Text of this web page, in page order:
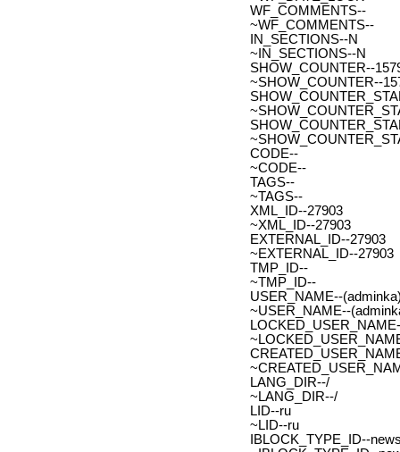
WF_COMMENTS--
~WF_COMMENTS--
IN_SECTIONS--N
~IN_SECTIONS--N
SHOW_COUNTER--
~SHOW_COUNTER--
CODE--
~CODE--
TAGS--
~TAGS--
XML_ID--27903
~XML_ID--27903
EXTERNAL_ID--27903
~EXTERNAL_ID--27903
TMP_ID--
~TMP_ID--
USER_NAME--
~USER_NAME--
LANG_DIR--/
~LANG_DIR--/
LID--ru
~LID--ru
IBLOCK_TYPE_ID--